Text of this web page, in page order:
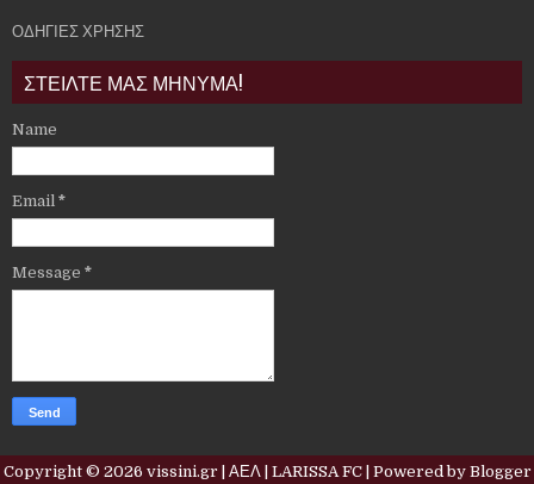
ΟΔΗΓΙΕΣ ΧΡΗΣΗΣ
ΣΤΕΙΛΤΕ ΜΑΣ ΜΗΝΥΜΑ!
Name
Email *
Message *
Copyright © 2026 vissini.gr | ΑΕΛ | LARISSA FC| Powered by Blogger